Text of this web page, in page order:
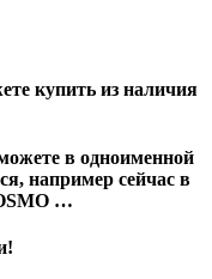
купить из наличия
в одноименной
например сейчас в
…